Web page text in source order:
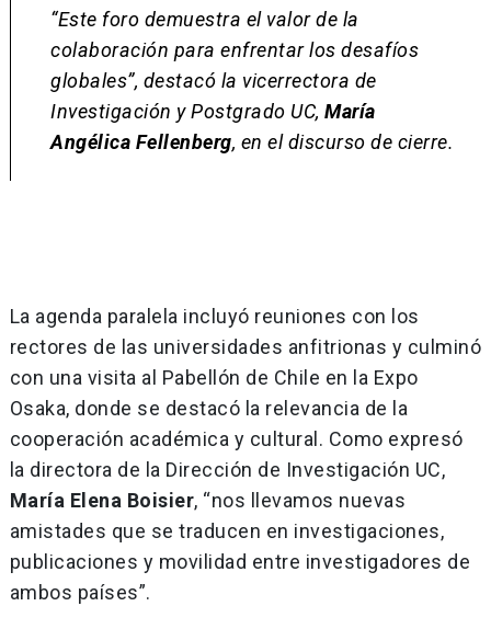
“Este foro demuestra el valor de la
colaboración para enfrentar los desafíos
globales”, destacó la vicerrectora de
Investigación y Postgrado UC,María
Angélica Fellenberg, en el discurso de cierre.
La agenda paralela incluyó reuniones con los
rectores de las universidades anfitrionas y culminó
con una visita al Pabellón de Chile en la Expo
Osaka, donde se destacó la relevancia de la
cooperación académica y cultural. Como expresó
la directora de la Dirección de Investigación UC,
María Elena Boisier, “nos llevamos nuevas
amistades que se traducen en investigaciones,
publicaciones y movilidad entre investigadores de
ambos países”.